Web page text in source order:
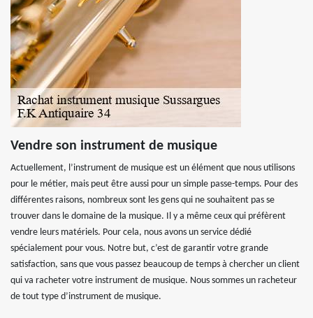
Vendre son instrument de musique
Actuellement, l’instrument de musique est un élément que nous utilisons
pour le métier, mais peut être aussi pour un simple passe-temps. Pour des
différentes raisons, nombreux sont les gens qui ne souhaitent pas se
trouver dans le domaine de la musique. Il y a même ceux qui préfèrent
vendre leurs matériels. Pour cela, nous avons un service dédié
spécialement pour vous. Notre but, c’est de garantir votre grande
satisfaction, sans que vous passez beaucoup de temps à chercher un client
qui va racheter votre instrument de musique. Nous sommes un racheteur
de tout type d’instrument de musique.